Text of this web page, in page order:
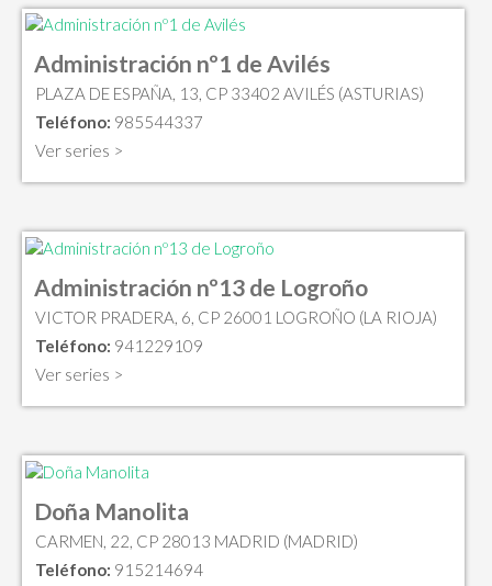
Administración nº1 de Avilés
PLAZA DE ESPAÑA, 13, CP 33402 AVILÉS (ASTURIAS)
Teléfono: 985544337
Ver series >
Administración nº13 de Logroño
VICTOR PRADERA, 6, CP 26001 LOGROÑO (LA RIOJA)
Teléfono: 941229109
Ver series >
Doña Manolita
CARMEN, 22, CP 28013 MADRID (MADRID)
Teléfono: 915214694